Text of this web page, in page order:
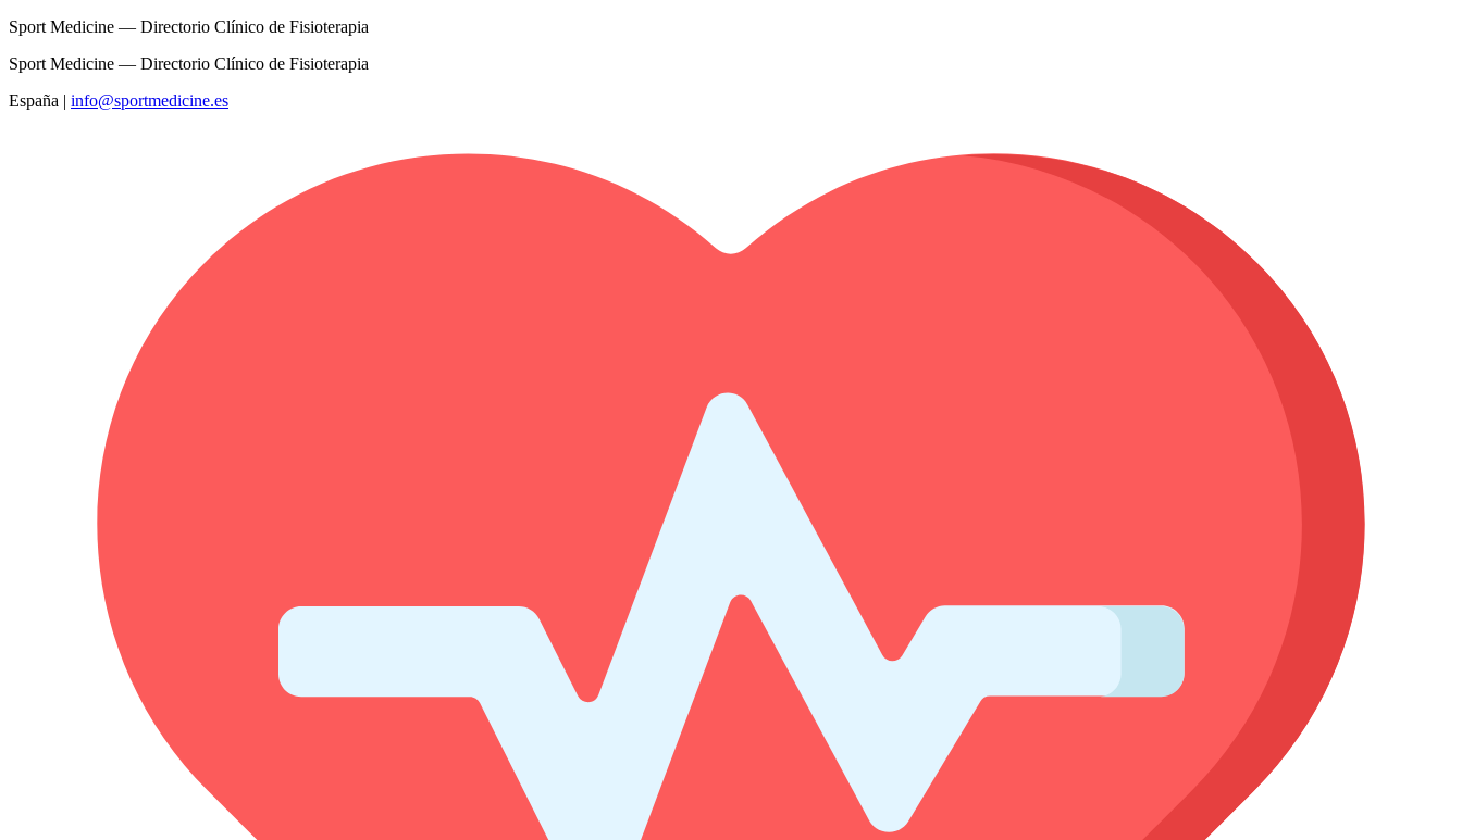
Sport Medicine — Directorio Clínico de Fisioterapia
Sport Medicine — Directorio Clínico de Fisioterapia
España | info@sportmedicine.es